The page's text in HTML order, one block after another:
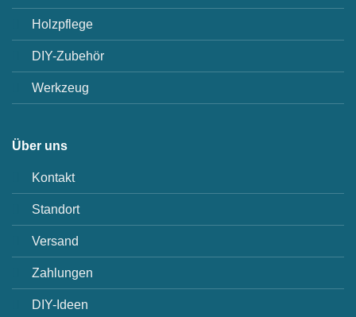
Holzpflege
DIY-Zubehör
Werkzeug
Über uns
Kontakt
Standort
Versand
Zahlungen
DIY-Ideen